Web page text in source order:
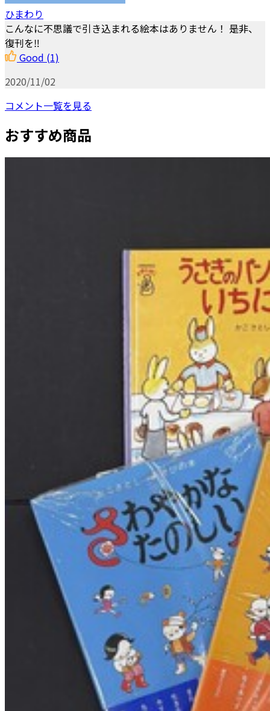
ひまわり
こんなに不思議で引き込まれる絵本はありません！ 是非、
復刊を‼︎
Good (1)
2020/11/02
コメント一覧を見る
おすすめ商品